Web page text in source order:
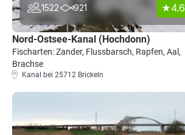
1522 921 4.6
Nord-Ostsee-Kanal (Hochdonn)
Fischarten: Zander, Flussbarsch, Rapfen, Aal,
Brachse
Kanal bei 25712 Brickeln